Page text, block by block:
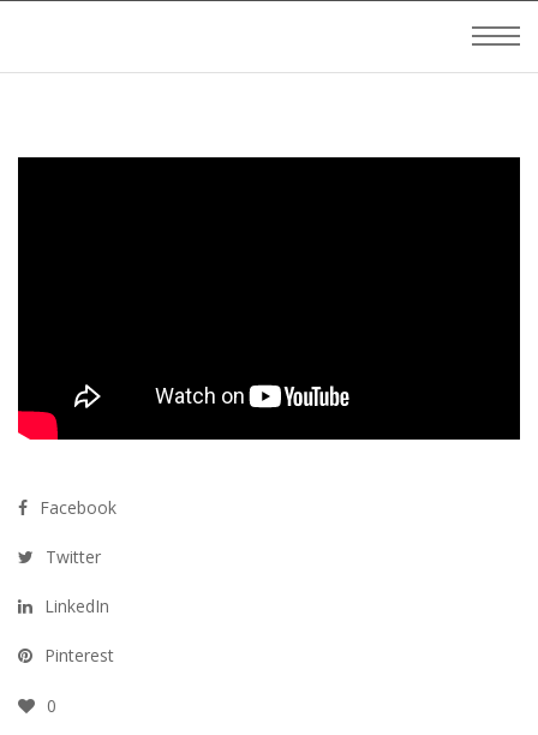
Facebook
Twitter
LinkedIn
Pinterest
0